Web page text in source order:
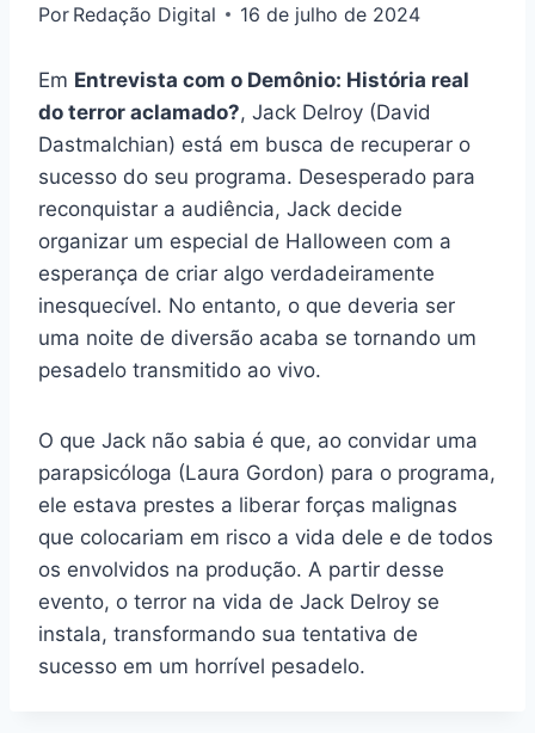
Por Redação Digital 16 de julho de 2024
Em Entrevista com o Demônio: História real
do terror aclamado?, Jack Delroy (David
Dastmalchian) está em busca de recuperar o
sucesso do seu programa. Desesperado para
reconquistar a audiência, Jack decide
organizar um especial de Halloween com a
esperança de criar algo verdadeiramente
inesquecível. No entanto, o que deveria ser
uma noite de diversão acaba se tornando um
pesadelo transmitido ao vivo.
O que Jack não sabia é que, ao convidar uma
parapsicóloga (Laura Gordon) para o programa,
ele estava prestes a liberar forças malignas
que colocariam em risco a vida dele e de todos
os envolvidos na produção. A partir desse
evento, o terror na vida de Jack Delroy se
instala, transformando sua tentativa de
sucesso em um horrível pesadelo.